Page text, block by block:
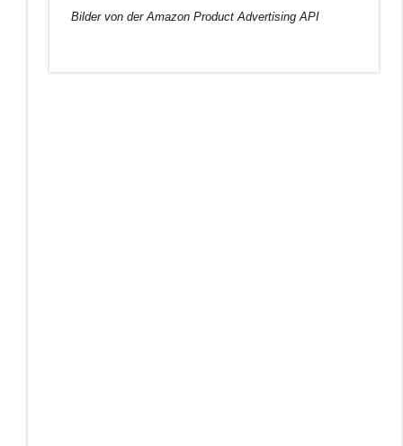
Bilder von der Amazon Product Advertising API